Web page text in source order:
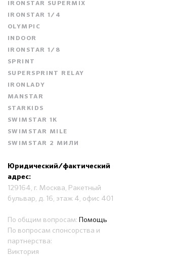
IRONSTAR SUPERMIX
IRONSTAR 1/4
OLYMPIC
INDOOR
IRONSTAR 1/8
SPRINT
SUPERSPRINT RELAY
IRONLADY
MANSTAR
STARKIDS
SWIMSTAR 1K
SWIMSTAR MILE
SWIMSTAR 2 МИЛИ
Юридический/фактический
адрес:
129164, г. Москва, Ракетный
бульвар, д. 16, этаж 4, офис 401
По общим вопросам: Помощь
По вопросам спонсорства и
партнерства:
Виктория